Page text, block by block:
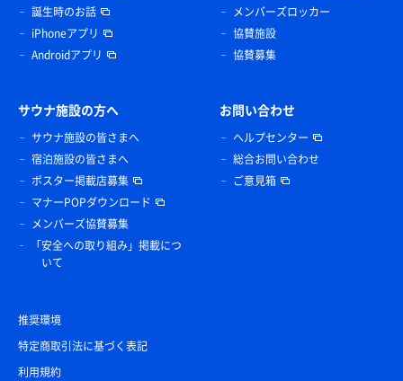
誕生時のお話
iPhoneアプリ
Androidアプリ
メンバーズロッカー
協賛施設
協賛募集
サウナ施設の方へ
サウナ施設の皆さまへ
宿泊施設の皆さまへ
ポスター掲載店募集
マナーPOPダウンロード
メンバーズ協賛募集
「安全への取り組み」掲載につ
いて
お問い合わせ
ヘルプセンター
総合お問い合わせ
ご意見箱
推奨環境
特定商取引法に基づく表記
利用規約